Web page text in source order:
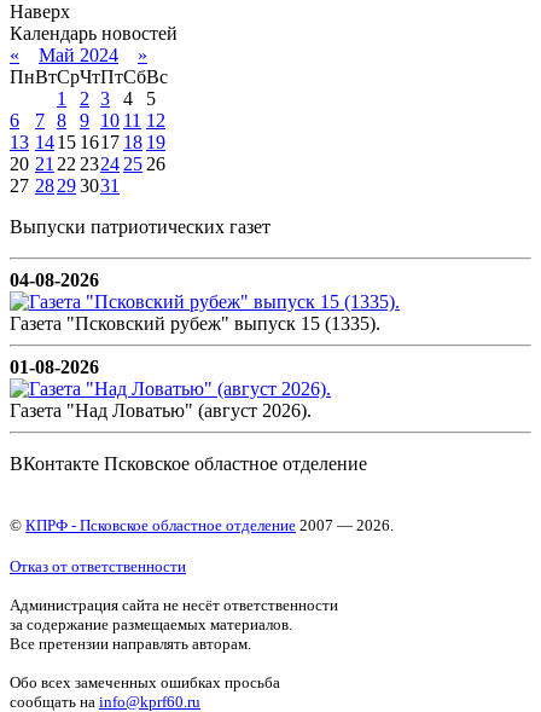
Наверх
Календарь новостей
«
Май 2024
»
ПнВтСрЧтПтСбВс
1
2 3 4
5
6
7 8 9 10 11 12
13 1415 1617 18 19
20 21 22 2324 25 26
27 28293031
Выпуски патриотических газет
04-08-2026
Газета "Псковский рубеж" выпуск 15 (1335).
01-08-2026
Газета "Над Ловатью" (август 2026).
ВКонтакте Псковское областное отделение
© КПРФ - Псковское областное отделение 2007 — 2026.
Отказ от ответственности
Администрация сайта не несёт ответственности
за содержание размещаемых материалов.
Все претензии направлять авторам.
Обо всех замеченных ошибках просьба
сообщать на info@kprf60.ru